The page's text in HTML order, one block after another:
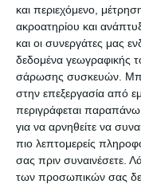
και περιεχόμενο,
ακροατηρίου και
και οι συνεργάτες μας
δεδομένα γεωγραφικής
σάρωσης συσκευών.
στην επεξεργασία από
περιγράφεται παραπάνω.
για να αρνηθείτε να
πιο λεπτομερείς
σας πριν συναινέσετε.
των προσωπικών σας
Κοπίδι - Νυστέρι
αυτόματο
Ε-84022
Διαθέσιμο
4,15€